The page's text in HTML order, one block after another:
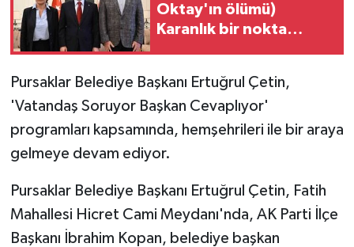
Oktay'ın ölümü)
Karanlık bir nokta
devletin görevi'
Pursaklar Belediye Başkanı Ertuğrul Çetin,
'Vatandaş Soruyor Başkan Cevaplıyor'
programları kapsamında, hemşehrileri ile bir araya
gelmeye devam ediyor.
Pursaklar Belediye Başkanı Ertuğrul Çetin, Fatih
Mahallesi Hicret Cami Meydanı'nda, AK Parti İlçe
Başkanı İbrahim Kopan, belediye başkan
GÜNDEM
Güvenlik
HABERDE İNSAN
İNSAN
Jandarma